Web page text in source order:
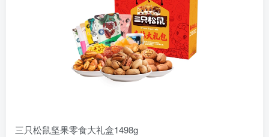
三只松鼠坚果零食大礼盒1498g